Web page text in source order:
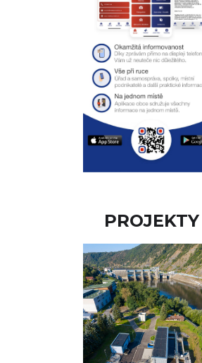
PROJEKTY